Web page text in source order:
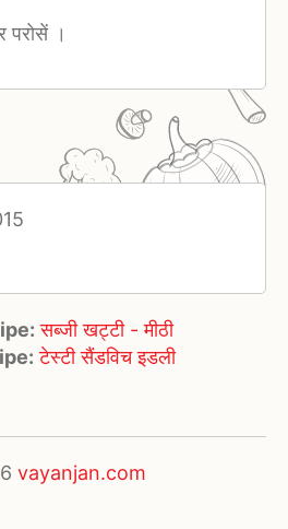
परोसें ।
सब्जी खट्टी - मीठी
टेस्टी सैंडविच इडली
vayanjan.com